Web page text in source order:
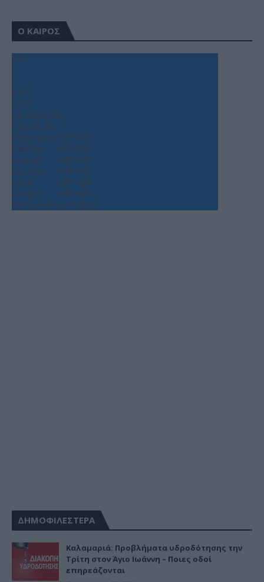
Ο ΚΑΙΡΟΣ
+33
°
C
+34°
+25°
Θεσσαλονίκη
Πέμπτη, 06
Παρασκευή+37°+26°
Σάββατο
+37°+25°
Κυριακή
+36°+27°
Δευτέρα
+34°+26°
Τρίτη
+36°+24°
Τετάρτη
+36°+24°
Πρόγνωση για 7 μέρες
ΔΗΜΟΦΙΛΕΣΤΕΡΑ
Καλαμαριά: Προβλήματα υδροδότησης την
Τρίτη στον Άγιο Ιωάννη – Ποιες οδοί
επηρεάζονται